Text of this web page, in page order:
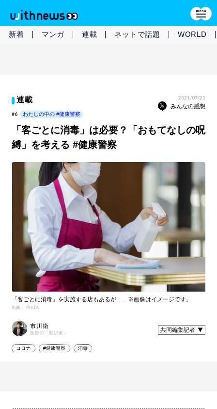
新着 マンガ 連載 ネットで話題 WORLD
連載 2021/07/21
みんなの感想
#6 わたしの中の #健康警察
「客ごとに消毒」は必要？「おもてなしの呪
縛」を考える #健康警察
「客ごとに消毒」を実施する店もあるが……※画像はイメージです。
出典： PIXTA
市川衛
医療の「翻訳家」 共同編集記者
コロナ #健康警察 消毒